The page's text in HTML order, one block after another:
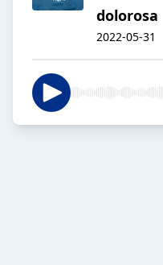
dolorosa
2022-05-31